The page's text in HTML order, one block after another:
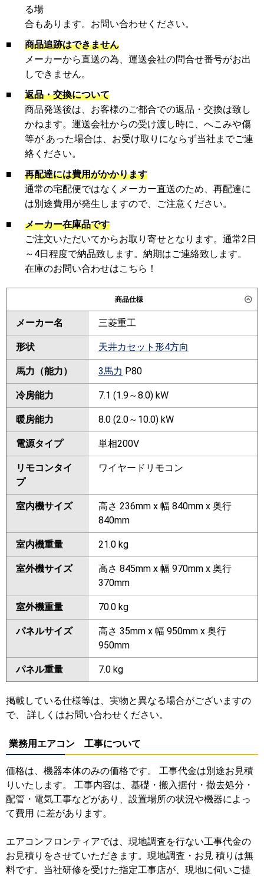
る場
合もあります。お問い合わせください。
■
商品追跡はできません
メーカーから直送の為、運送会社の問合せ番号がお出
しできません。
■
返品・交換について
商品発送後は、お客様のご都合での返品・交換は致し
かねます。運送会社からの受け渡し時に、へこみや傷
等が あった場合は、お受け取りにならず当社までご連
絡ください。
■
再配達には費用がかかります
通常の宅配便ではなくメーカー直送のため、再配達に
は別途費用が発生しますので、ご注意ください。
■
メーカー在庫品です
ご注文いただいてからお取り寄せとなります。通常2日
～4日程度で納品致します。納期はご連絡致します。
在庫のお問い合わせはこちら！
商品仕様
メーカー名 三菱重工
形状 天井カセット形4方向
馬力（能力） 3馬力 P80
冷房能力 7.1 (1.9～8.0) kW
暖房能力 8.0 (2.0～10.0) kW
電源タイプ 単相200V
リモコンタイ
プ
ワイヤードリモコン
室内機サイズ
高さ 236mm x 幅 840mm x 奥行
840mm
室内機重量 21.0 kg
室外機サイズ
高さ 845mm x 幅 970mm x 奥行
370mm
室外機重量 70.0 kg
パネルサイズ
高さ 35mm x 幅 950mm x 奥行
950mm
パネル重量 7.0 kg
掲載している仕様等は、実物と異なる場合がございますの
で、 詳しくはお問い合わせください。
業務用エアコン 工事について
価格は、機器本体のみの価格です。 工事代金は別途お見積
りいたします。 工事内容は、基礎・搬入据付・撤去処分・
配管・電気工事などがあり、設置場所の状況や機器によっ
て費用 に差があります。
エアコンフロンティアでは、現地調査を行ない工事代金の
お見積りをさせていただきます。現地調査・お見 積りは無
料です。当社研修を受けた指定工事店が、現地に伺いご提